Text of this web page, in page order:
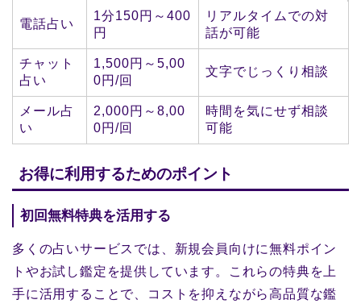
電話占い
1分150円～400
円
リアルタイムでの対
話が可能
チャット
占い
1,500円～5,00
0円/回
文字でじっくり相談
メール占
い
2,000円～8,00
0円/回
時間を気にせず相談
可能
お得に利用するためのポイント
初回無料特典を活用する
多くの占いサービスでは、新規会員向けに無料ポイン
トやお試し鑑定を提供しています。これらの特典を上
手に活用することで、コストを抑えながら高品質な鑑